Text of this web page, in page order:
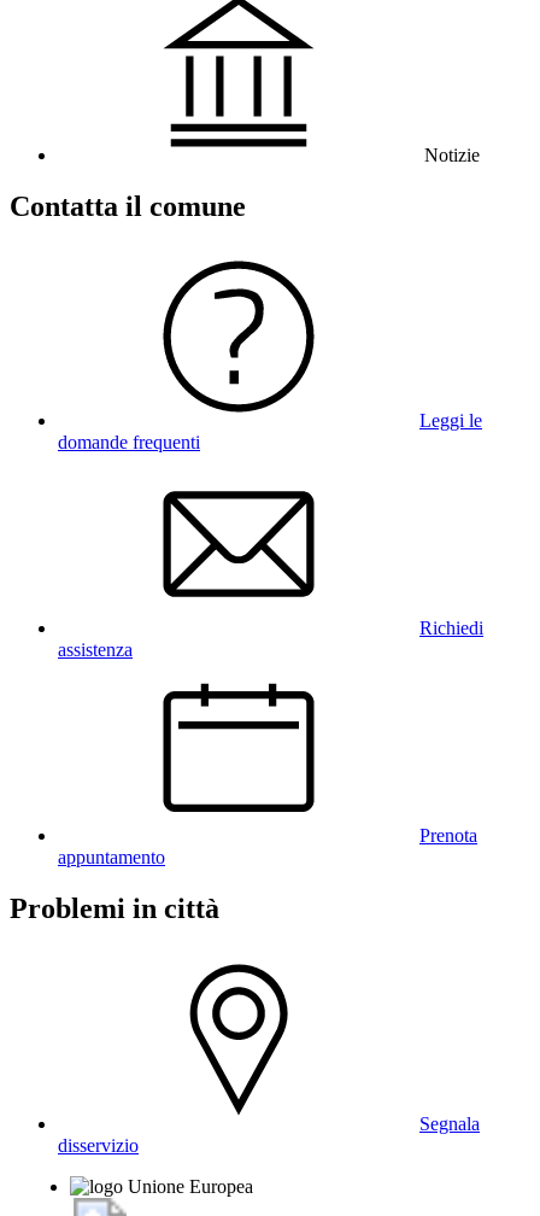
Notizie
Contatta il comune
Leggi le
domande frequenti
Richiedi
assistenza
Prenota
appuntamento
Problemi in città
Segnala
disservizio